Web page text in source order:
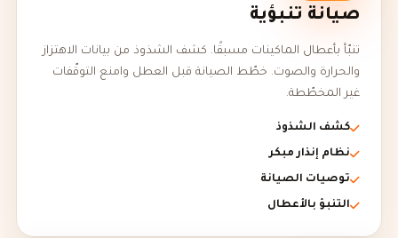
صيانة تنبؤية
تنبّأ بأعطال الماكينات مسبقًا. كشف الشذوذ من بيانات الاهتزاز
والحرارة والصوت. خطّط الصيانة قبل العطل وامنع التوقّفات
غير المخطّطة.
كشف الشذوذ
نظام إنذار مبكر
توصيات الصيانة
التنبؤ بالأعطال